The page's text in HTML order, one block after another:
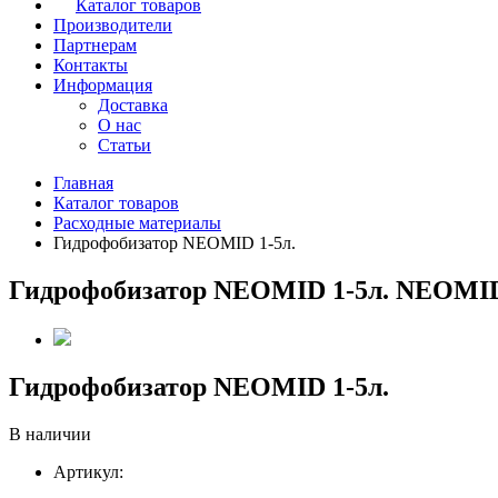
Каталог товаров
Производители
Партнерам
Контакты
Информация
Доставка
О нас
Статьи
Главная
Каталог товаров
Расходные материалы
Гидрофобизатор NEOMID 1-5л.
Гидрофобизатор NEOMID 1-5л.
Гидрофобизатор NEOMID 1-5л.
В наличии
Артикул: